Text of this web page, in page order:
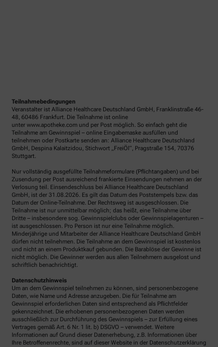
Teilnahmebedingungen
Veranstalter ist Alliance Healthcare Deutschland GmbH, Franklinstraße 46-
48, 60486 Frankfurt. Die Teilnahme ist online
unter www.apotheke.com und per Post möglich. So einfach geht die
Teilnahme am Gewinnspiel – online Eingabemaske ausfüllen und
teilnehmen oder Postkarte senden an: Alliance Healthcare Deutschland
GmbH, Despina Kalaitzidou, Stichwort „FreiÖl“, Pragstraße 154, 70376
Stuttgart.
Nur vollständig ausgefüllte Teilnahmeformulare (Pflichtangaben) und bei
Zusendung per Post ausreichend frankierte Einsendungen nehmen an der
Verlosung teil. Einsendeschluss bei Alliance Healthcare Deutschland
GmbH, ist der 31.08.2026. Es gilt das Datum des Poststempels bzw. das
Datum der Online-Teilnahme. Der Rechtsweg ist ausgeschlossen. Die
Teilnahme ist nur unmittelbar möglich; das heißt, eine Teilnahme über
Dritte – insbesondere sog. Gewinnspielclubs oder Gewinnspielagenturen –
ist ausgeschlossen. Pro Person ist nur eine Teilnahme möglich.
Minderjährige und Mitarbeiter der Alliance Healthcare Deutschland GmbH
dürfen nicht teilnehmen. Die Teilnahme an dem Gewinnspiel ist kostenlos
und nicht an einem Produktkauf gebunden. Die Barablöse der Gewinne ist
nicht möglich. Die Gewinner werden aus allen Teilnehmern ausgelost und
schriftlich benachrichtigt.
Datenschutzhinweis
Um an dem Gewinnspiel teilnehmen zu können, sind personenbezogene
Daten, wie Name und Adresse anzugeben. Die für Teilnahme am
Gewinnspiel erforderlichen Daten sind entsprechend als Pflichtfelder
gekennzeichnet. Die erhobenen personenbezogenen Daten werden
ausschließlich zur Durchführung des Gewinnspiels – zur Erfüllung eines
Vertrages gemäß Art. 6 Nr. 1 lit. b) DSGVO – verwendet. Weitere
Informationen auf Grund dieser Datenerhebung, z.B. Informationen über
Ihre Betroffenenrechte, sind auf dieser Website in der Datenschutzerklärung